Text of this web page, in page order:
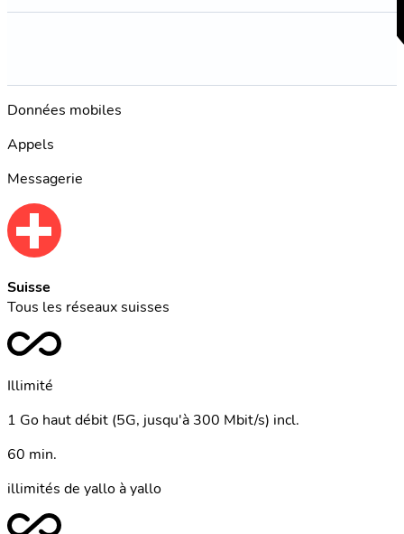
Données mobiles
Appels
Messagerie
Suisse
Tous les réseaux suisses
Illimité
1 Go haut débit (5G, jusqu'à 300 Mbit/s) incl.
60 min.
illimités de yallo à yallo